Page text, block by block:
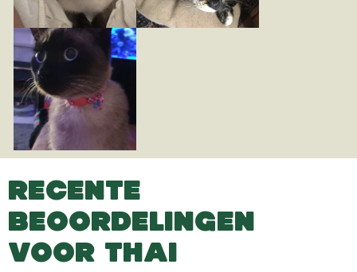
RECENTE
BEOORDELINGEN
VOOR THAI